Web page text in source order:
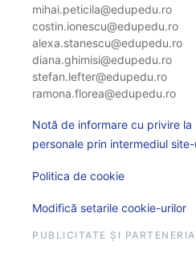
mihai.peticila@edupedu.ro
costin.ionescu@edupedu.ro
alexa.stanescu@edupedu.ro
diana.ghimisi@edupedu.ro
stefan.lefter@edupedu.ro
ramona.florea@edupedu.ro
Notă de informare cu privire
personale prin intermediul
Politica de cookie
Modifică setarile cookie-urilor
PUBLICITATE ȘI